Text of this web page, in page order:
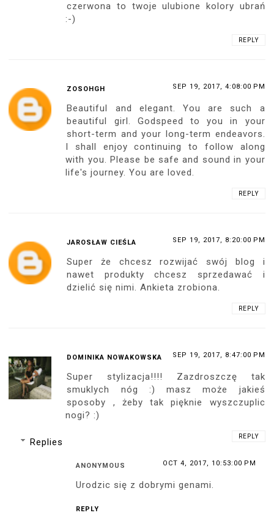
czerwona to twoje ulubione kolory ubrań
:-)
REPLY
ZOSOHGH SEP 19, 2017, 4:08:00 PM
Beautiful and elegant. You are such a
beautiful girl. Godspeed to you in your
short-term and your long-term endeavors.
I shall enjoy continuing to follow along
with you. Please be safe and sound in your
life's journey. You are loved.
REPLY
JAROSŁAW CIEŚLA SEP 19, 2017, 8:20:00 PM
Super że chcesz rozwijać swój blog i
nawet produkty chcesz sprzedawać i
dzielić się nimi. Ankieta zrobiona.
REPLY
DOMINIKA NOWAKOWSKA SEP 19, 2017, 8:47:00 PM
Super stylizacja!!!! Zazdroszczę tak
smuklych nóg :) masz może jakieś
sposoby , żeby tak pięknie wyszczuplic
nogi? :)
REPLY
Replies
ANONYMOUS OCT 4, 2017, 10:53:00 PM
Urodzic się z dobrymi genami.
REPLY